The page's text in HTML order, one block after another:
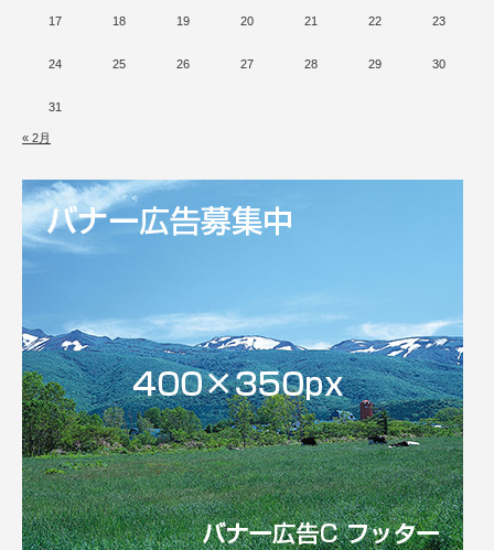
17 18 19 20 21 22 23
24 25 26 27 28 29 30
31
« 2月